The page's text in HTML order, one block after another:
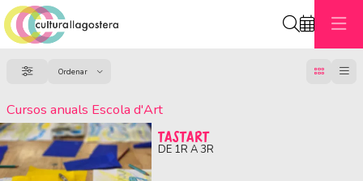
Filtrar Ordenar
Cursos anuals Escola d'Art
TASTART
DE 1R A 3R